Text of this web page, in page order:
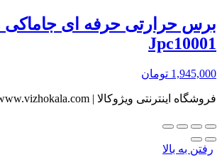
برس حرارتی حرفه ای
Jpc10001
1,945,000 تومان
فروشگاه اینترنتی ویژوکالا | www.vizhokala.com
رفتن به بالا